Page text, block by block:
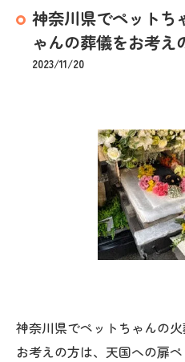
神奈川県でペットち
ゃんの葬儀をお考え
2023/11/20
神奈川県でペットちゃんの
お考えの方は、天国への扉